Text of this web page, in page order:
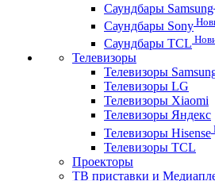
Саундбары Samsung
Саундбары Sony
Саундбары TCL
Телевизоры
Телевизоры
Телевизоры LG
Телевизоры Xiaomi
Телевизоры Яндекс
Телевизоры Hisense
Телевизоры TCL
Проекторы
ТВ приставки и